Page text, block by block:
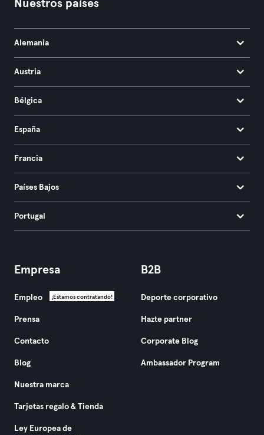
Nuestros países
Alemania
Austria
Bélgica
España
Francia
Países Bajos
Portugal
Empresa
Empleo ¡Estamos contratando!
Prensa
Contacto
Blog
Nuestra marca
Tarjetas regalo & Tienda
Ley Europea de
B2B
Deporte corporativo
Hazte partner
Corporate Blog
Ambassador Program